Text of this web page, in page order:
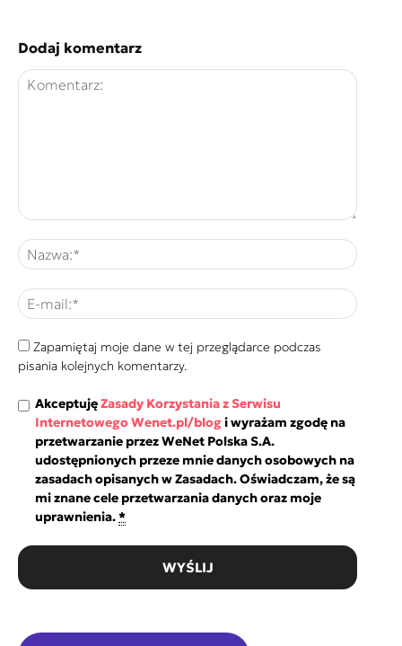
Dodaj komentarz
Zapamiętaj moje dane w tej przeglądarce podczas
pisania kolejnych komentarzy.
AkceptujęZasady Korzystania z Serwisu
Internetowego Wenet.pl/blogi wyrażam zgodę na
przetwarzanie przez WeNet Polska S.A.
udostępnionych przeze mnie danych osobowych na
zasadach opisanych w Zasadach. Oświadczam, że są
mi znane cele przetwarzania danych oraz moje
uprawnienia.*